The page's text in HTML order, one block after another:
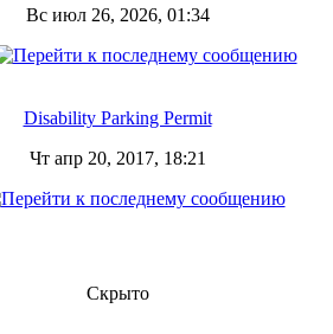
Вс июл 26, 2026, 01:34
Disability Parking Permit
Чт апр 20, 2017, 18:21
Скрыто